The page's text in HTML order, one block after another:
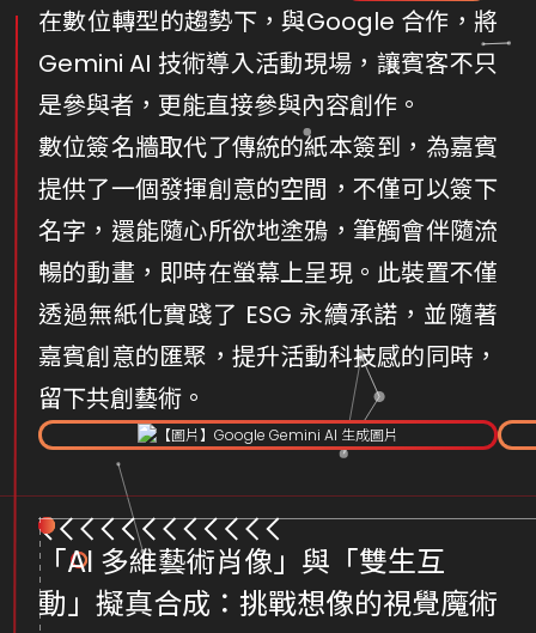
在數位轉型的趨勢下，與Google 合作，將
Gemini AI 技術導入活動現場，讓賓客不只
是參與者，更能直接參與內容創作。
數位簽名牆取代了傳統的紙本簽到，為嘉賓
提供了一個發揮創意的空間，不僅可以簽下
名字，還能隨心所欲地塗鴉，筆觸會伴隨流
暢的動畫，即時在螢幕上呈現。此裝置不僅
透過無紙化實踐了 ESG 永續承諾，並隨著
嘉賓創意的匯聚，提升活動科技感的同時，
留下共創藝術。
of
6
「AI 多維藝術肖像」與「雙生互
動」擬真合成：挑戰想像的視覺魔術